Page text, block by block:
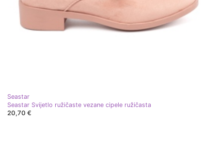
Seastar
Seastar Svijetlo ružičaste vezane cipele ružičasta
20,70 €